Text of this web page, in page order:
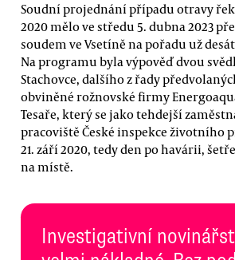
Soudní projednání případu otravy
2020 mělo ve středu 5. dubna 2023
soudem ve Vsetíně na pořadu už
Na programu byla výpověď dvou
Stachovce, dalšího z řady
obviněné rožnovské firmy
Tesaře, který se jako tehdejší
pracoviště České inspekce životního
21. září 2020, tedy den po havárii,
na místě.
Investigativní